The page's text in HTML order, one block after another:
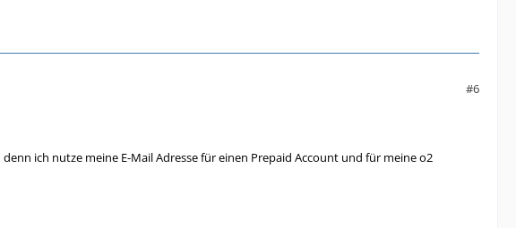
#6
ich nutze meine E-Mail Adresse für einen Prepaid Account und für meine o2